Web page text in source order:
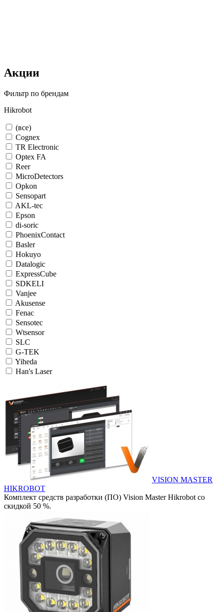
Акции
Фильтр по брендам
Hikrobot
(все)
Cognex
TR Electronic
Optex FA
Reer
MicroDetectors
Opkon
Sensopart
AKL-tec
Epson
di-soric
PhoenixContact
Basler
Hokuyo
Datalogic
ExpressCube
SDKELI
Vanjee
Akusense
Fenac
Sensotec
Wtsensor
SLC
G-TEK
Yiheda
Han's Laser
VISION MASTER
HIKROBOT
Комплект средств разработки (ПО) Vision Master Hikrobot со
скидкой 50 %.